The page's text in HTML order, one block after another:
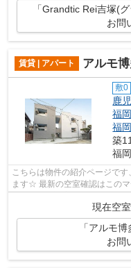
「Grandtic Rei吉塚(
お問
賃貸 | アパート アルモ
敷0
鹿
福
福
築
福
こちらは物件の紹介ページで
ます☆ 最新の空室確認はこの
現在空
「アルモ
お問